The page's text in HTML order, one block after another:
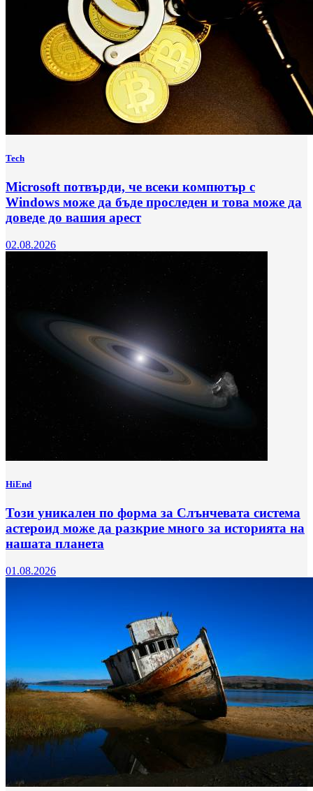
Tech
Microsoft потвърди, че всеки компютър с
Windows може да бъде проследен и това може да
доведе до вашия арест
02.08.2026
HiEnd
Този уникален по форма за Слънчевата система
астероид може да разкрие много за историята на
нашата планета
01.08.2026